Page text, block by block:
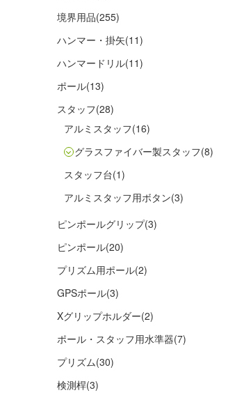
境界用品(255)
ハンマー・掛矢(11)
ハンマードリル(11)
ポール(13)
スタッフ(28)
アルミスタッフ(16)
グラスファイバー製スタッフ(8)
スタッフ台(1)
アルミスタッフ用ボタン(3)
ピンポールグリップ(3)
ピンポール(20)
プリズム用ポール(2)
GPSポール(3)
Xグリップホルダー(2)
ポール・スタッフ用水準器(7)
プリズム(30)
検測桿(3)